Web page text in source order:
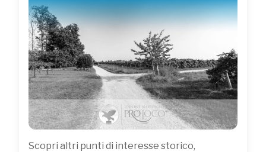
Scopri altri punti di interesse storico,